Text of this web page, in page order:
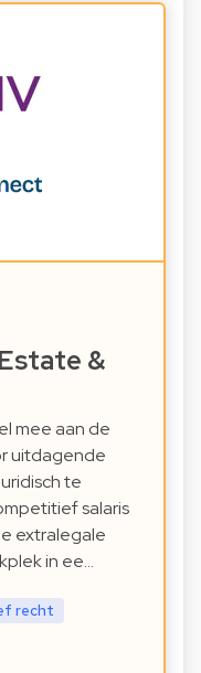
&
mee aan de
uitdagende
te
salaris
extralegale
in ee…
recht